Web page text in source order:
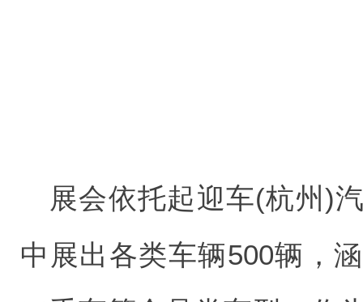
展会依托起迎车(杭州)
中展出各类车辆500辆，